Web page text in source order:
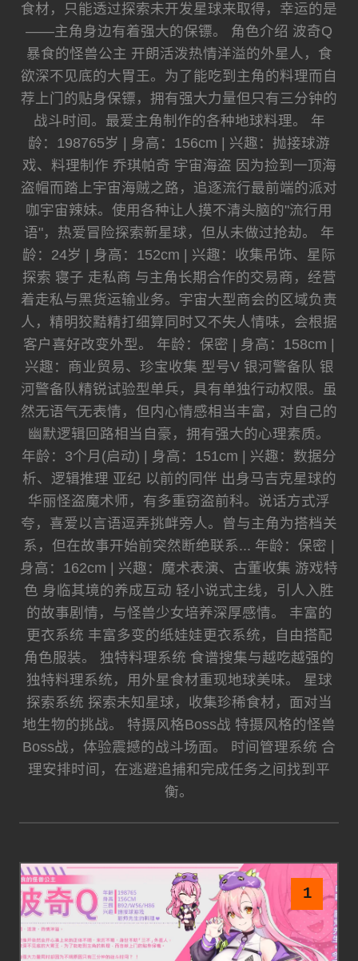
食材，只能透过探索未开发星球来取得，幸运的是
——主角身边有着强大的保镖。 角色介绍 波奇Q
暴食的怪兽公主 开朗活泼热情洋溢的外星人，食
欲深不见底的大胃王。为了能吃到主角的料理而自
荐上门的贴身保镖，拥有强大力量但只有三分钟的
战斗时间。最爱主角制作的各种地球料理。 年
龄：198765岁 | 身高：156cm | 兴趣：抛接球游
戏、料理制作 乔琪帕奇 宇宙海盗 因为捡到一顶海
盗帽而踏上宇宙海贼之路，追逐流行最前端的派对
咖宇宙辣妹。使用各种让人摸不清头脑的"流行用
语"，热爱冒险探索新星球，但从未做过抢劫。 年
龄：24岁 | 身高：152cm | 兴趣：收集吊饰、星际
探索 寝子 走私商 与主角长期合作的交易商，经营
着走私与黑货运输业务。宇宙大型商会的区域负责
人，精明狡黠精打细算同时又不失人情味，会根据
客户喜好改变外型。 年龄：保密 | 身高：158cm |
兴趣：商业贸易、珍宝收集 型号V 银河警备队 银
河警备队精锐试验型单兵，具有单独行动权限。虽
然无语气无表情，但内心情感相当丰富，对自己的
幽默逻辑回路相当自豪，拥有强大的心理素质。
年龄：3个月(启动) | 身高：151cm | 兴趣：数据分
析、逻辑推理 亚纪 以前的同伴 出身马吉克星球的
华丽怪盗魔术师，有多重窃盗前科。说话方式浮
夸，喜爱以言语逗弄挑衅旁人。曾与主角为搭档关
系，但在故事开始前突然断绝联系... 年龄：保密 |
身高：162cm | 兴趣：魔术表演、古董收集 游戏特
色 身临其境的养成互动 轻小说式主线，引人入胜
的故事剧情，与怪兽少女培养深厚感情。 丰富的
更衣系统 丰富多变的纸娃娃更衣系统，自由搭配
角色服装。 独特料理系统 食谱搜集与越吃越强的
独特料理系统，用外星食材重现地球美味。 星球
探索系统 探索未知星球，收集珍稀食材，面对当
地生物的挑战。 特摄风格Boss战 特摄风格的怪兽
Boss战，体验震撼的战斗场面。 时间管理系统 合
理安排时间，在逃避追捕和完成任务之间找到平
衡。
1